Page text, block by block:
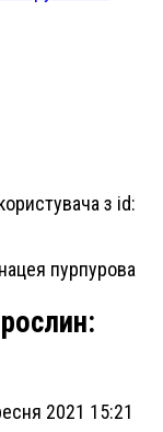
з id:
2021 15:21